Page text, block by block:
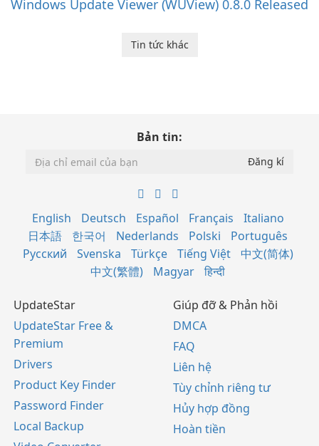
Windows Update Viewer (WUView) 0.8.0 Released
Tin tức khác
Bản tin:
English Deutsch Español Français
Italiano
日本語
한국어 Nederlands Polski
Português
Русский
Svenska Türkçe Tiếng Việt
中文(简体)
中文(繁體)
Magyar हिन्दी
UpdateStar
UpdateStar Free &
Premium
Drivers
Product Key Finder
Password Finder
Local Backup
Giúp đỡ & Phản hồi
DMCA
FAQ
Liên hệ
Tùy chỉnh riêng tư
Hủy hợp đồng
Hoàn tiền